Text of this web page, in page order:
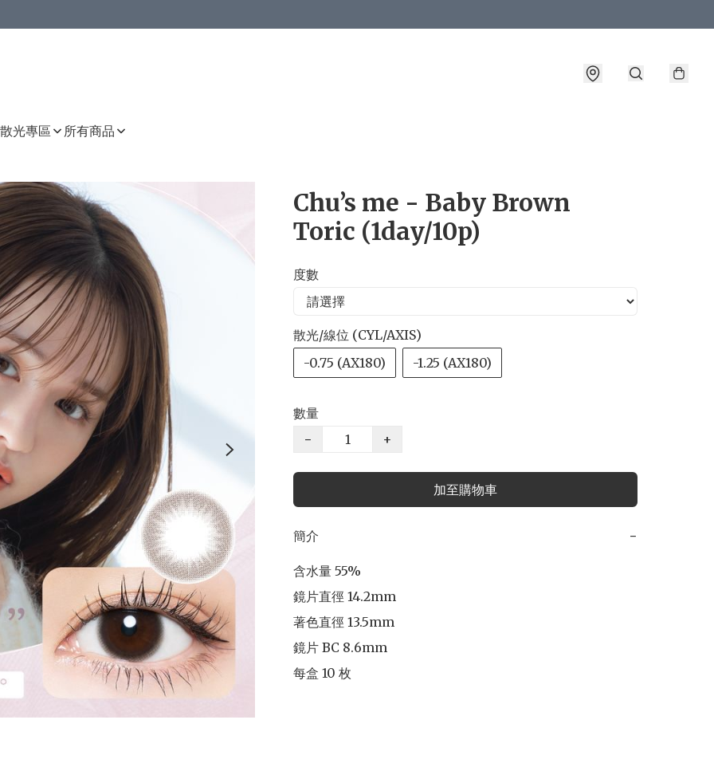
散光專區 所有商品
Chu’s me - Baby Brown
Toric (1day/10p)
度數
散光/線位 (CYL/AXIS)
-0.75 (AX180)
-1.25 (AX180)
數量
−
+
加至購物車
簡介 −
含水量 55%
鏡片直徑 14.2mm
著色直徑 13.5mm
鏡片 BC 8.6mm
每盒 10 枚